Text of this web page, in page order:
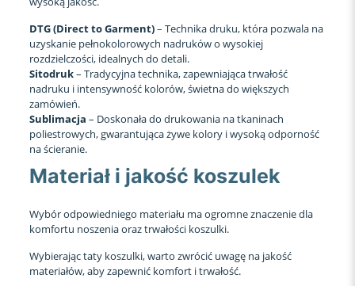
DTG (Direct to Garment)– Technika druku, która pozwala na
uzyskanie pełnokolorowych nadruków o wysokiej
rozdzielczości, idealnych do detali.
Sitodruk– Tradycyjna technika, zapewniająca trwałość
nadruku i intensywność kolorów, świetna do większych
zamówień.
Sublimacja – Doskonała do drukowania na tkaninach
poliestrowych, gwarantująca żywe kolory i wysoką odporność
na ścieranie.
Materiał i jakość koszulek
Wybór odpowiedniego materiału ma ogromne znaczenie dla
komfortu noszenia oraz trwałości koszulki.
Wybierając taty koszulki, warto zwrócić uwagę na jakość
materiałów, aby zapewnić komfort i trwałość.